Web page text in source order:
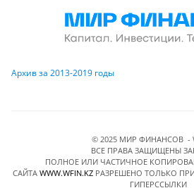
Архив за 2013-2019 годы
© 2025 МИР ФИНАНСОВ -
ВСЕ ПРАВА ЗАЩИЩЕНЫ
ПОЛНОЕ ИЛИ ЧАСТИЧНОЕ
САЙТА WWW.WFIN.KZРАЗРЕШЕНО ТОЛЬКО
ГИПЕРССЫЛКИ